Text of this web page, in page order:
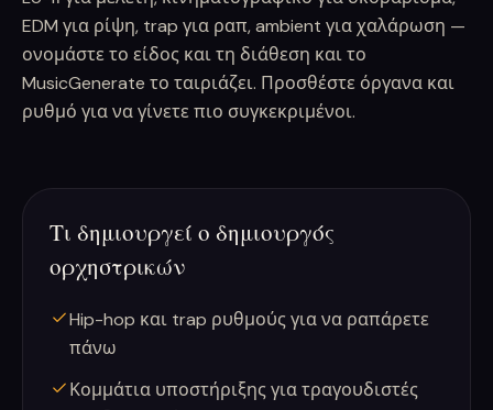
EDM για ρίψη, trap για ραπ, ambient για χαλάρωση —
ονομάστε το είδος και τη διάθεση και το
MusicGenerate το ταιριάζει. Προσθέστε όργανα και
ρυθμό για να γίνετε πιο συγκεκριμένοι.
Τι δημιουργεί ο δημιουργός
ορχηστρικών
Hip-hop και trap ρυθμούς για να ραπάρετε
πάνω
Κομμάτια υποστήριξης για τραγουδιστές